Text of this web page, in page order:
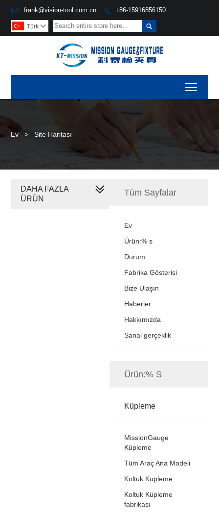
 frank@vision-tool.com.cn  +86-15916856150

Türk 
Ev > Site Haritası
Tüm Sayfalar
Ev
Ürün:% s
Durum
Fabrika Gösterisi
Bize Ulaşın
Haberler
Hakkımızda
Sanal gerçeklik
Ürün:% S
Küpleme
MissionGauge
Küpleme
Tüm Araç Ana Modeli
Koltuk Küpleme
Koltuk Küpleme
fabrikası
DAHA FAZLA
ÜRÜN